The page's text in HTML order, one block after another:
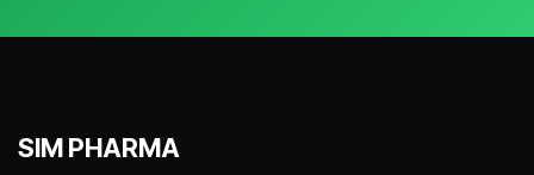
SIM PHARMA